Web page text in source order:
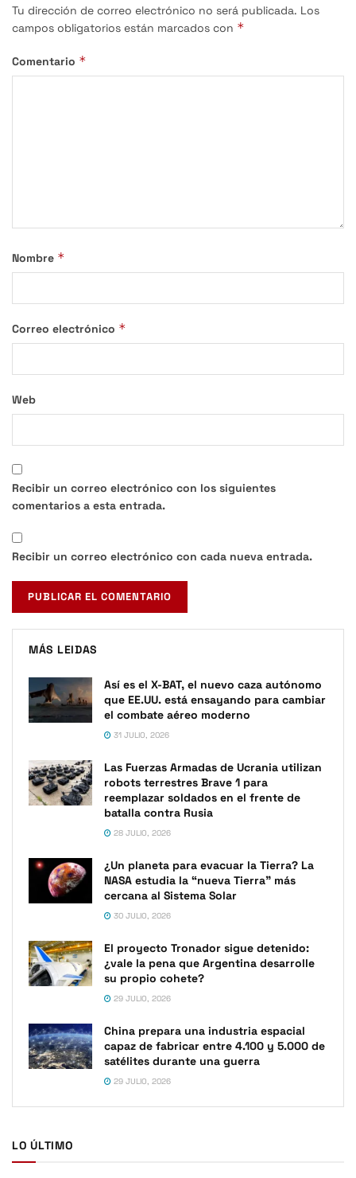
Tu dirección de correo electrónico no será publicada. Los
campos obligatorios están marcados con *
Comentario *
Nombre *
Correo electrónico *
Web
Recibir un correo electrónico con los siguientes
comentarios a esta entrada.
Recibir un correo electrónico con cada nueva entrada.
MÁS LEIDAS
Así es el X-BAT, el nuevo caza autónomo
que EE.UU. está ensayando para cambiar
el combate aéreo moderno
31 JULIO, 2026
Las Fuerzas Armadas de Ucrania utilizan
robots terrestres Brave 1 para
reemplazar soldados en el frente de
batalla contra Rusia
28 JULIO, 2026
¿Un planeta para evacuar la Tierra? La
NASA estudia la “nueva Tierra” más
cercana al Sistema Solar
30 JULIO, 2026
El proyecto Tronador sigue detenido:
¿vale la pena que Argentina desarrolle
su propio cohete?
29 JULIO, 2026
China prepara una industria espacial
capaz de fabricar entre 4.100 y 5.000 de
satélites durante una guerra
29 JULIO, 2026
LO ÚLTIMO